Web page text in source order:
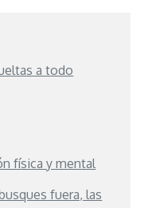
a todo
física y mental
fuera, las